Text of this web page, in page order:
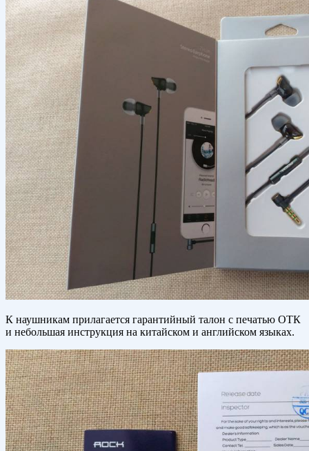
К наушникам прилагается гарантийный талон с печатью ОТК
и небольшая инструкция на китайском и английском языках.